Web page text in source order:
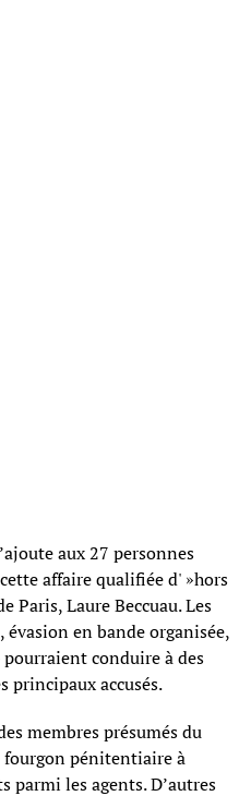
aux 27 personnes
affaire qualifiée d' »hors
Paris, Laure Beccuau. Les
évasion en bande organisée,
conduire à des
principaux accusés.
membres présumés du
pénitentiaire à
les agents. D’autres